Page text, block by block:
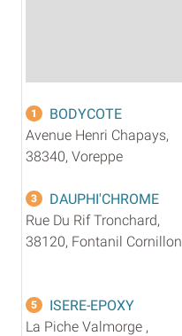
1
BODYCOTE
Avenue Henri Chapays,
38340, Voreppe
3
DAUPHI'CHROME
Rue Du Rif Tronchard,
38120, Fontanil Cornillon
5
ISERE-EPOXY
La Piche Valmorge ,